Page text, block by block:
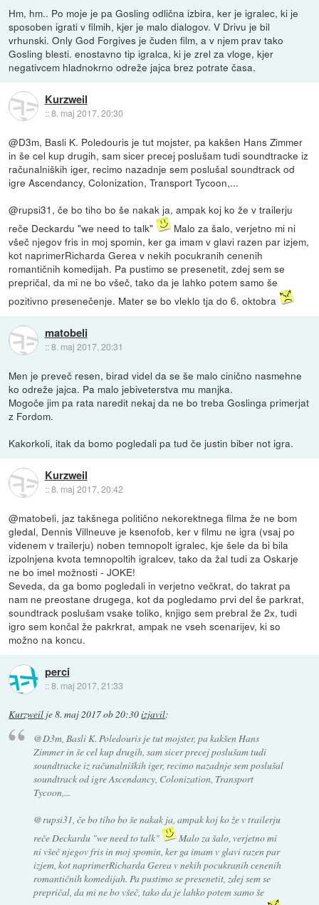
Hm, hm.. Po moje je pa Gosling odlična izbira, ker je igralec, ki je
sposoben igrati v filmih, kjer je malo dialogov. V Drivu je bil
vrhunski. Only God Forgives je čuden film, a v njem prav tako
Gosling blesti. enostavno tip igralca, ki je zrel za vloge, kjer
negativcem hladnokrno odreže jajca brez potrate časa.
Kurzweil
::8. maj 2017, 20:30
@D3m, Basli K. Poledouris je tut mojster, pa kakšen Hans Zimmer
in še cel kup drugih, sam sicer precej poslušam tudi soundtracke iz
računalniških iger, recimo nazadnje sem poslušal soundtrack od
igre Ascendancy, Colonization, Transport Tycoon,...
@rupsi31, če bo tiho bo še nakak ja, ampak koj ko že v trailerju
reče Deckardu "we need to talk"
Malo za šalo, verjetno mi ni
všeč njegov fris in moj spomin, ker ga imam v glavi razen par izjem,
kot naprimerRicharda Gerea v nekih pocukranih cenenih
romantičnih komedijah. Pa pustimo se presenetit, zdej sem se
prepričal, da mi ne bo všeč, tako da je lahko potem samo še
pozitivno presenečenje. Mater se bo vleklo tja do 6. oktobra
matobeli
::8. maj 2017, 20:31
Men je preveč resen, birad videl da se še malo cinično nasmehne
ko odreže jajca. Pa malo jebiveterstva mu manjka.
Mogoče jim pa rata naredit nekaj da ne bo treba Goslinga primerjat
z Fordom.
Kakorkoli, itak da bomo pogledali pa tud če justin biber not igra.
Kurzweil
::8. maj 2017, 20:42
@matobeli, jaz takšnega politično nekorektnega filma že ne bom
gledal, Dennis Villneuve je ksenofob, ker v filmu ne igra (vsaj po
videnem v trailerju) noben temnopolt igralec, kje šele da bi bila
izpolnjena kvota temnopoltih igralcev, tako da žal tudi za Oskarje
ne bo imel možnosti - JOKE!
Seveda, da ga bomo pogledali in verjetno večkrat, do takrat pa
nam ne preostane drugega, kot da pogledamo prvi del še parkrat,
soundtrack poslušam vsake toliko, knjigo sem prebral že 2x, tudi
igro sem končal že pakrkrat, ampak ne vseh scenarijev, ki so
možno na koncu.
perci
::8. maj 2017, 21:33
Kurzweil je8. maj 2017 ob 20:30izjavil:
@D3m, Basli K. Poledouris je tut mojster, pa kakšen Hans
Zimmer in še cel kup drugih, sam sicer precej poslušam tudi
soundtracke iz računalniških iger, recimo nazadnje sem poslušal
soundtrack od igre Ascendancy, Colonization, Transport
Tycoon,...
@rupsi31, če bo tiho bo še nakak ja, ampak koj ko že v trailerju
reče Deckardu "we need to talk"
Malo za šalo, verjetno mi
ni všeč njegov fris in moj spomin, ker ga imam v glavi razen par
izjem, kot naprimerRicharda Gerea v nekih pocukranih cenenih
romantičnih komedijah. Pa pustimo se presenetit, zdej sem se
prepričal, da mi ne bo všeč, tako da je lahko potem samo še